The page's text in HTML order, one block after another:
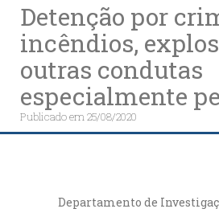
Detenção por
incêndios,
outras condutas
especialmente
Publicado em25/08/2020
Departamento de